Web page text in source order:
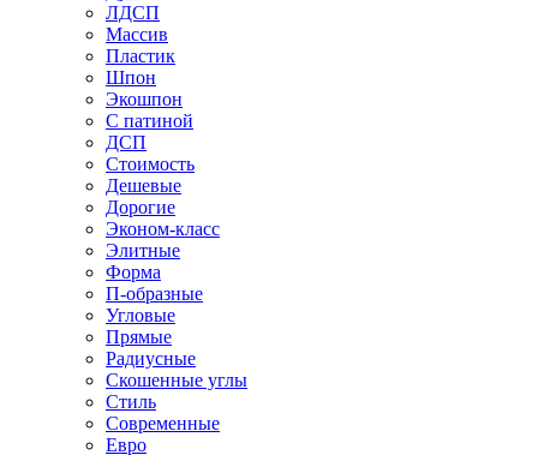
ЛДСП
Массив
Пластик
Шпон
Экошпон
С патиной
ДСП
Стоимость
Дешевые
Дорогие
Эконом-класс
Элитные
Форма
П-образные
Угловые
Прямые
Радиусные
Скошенные углы
Стиль
Современные
Евро